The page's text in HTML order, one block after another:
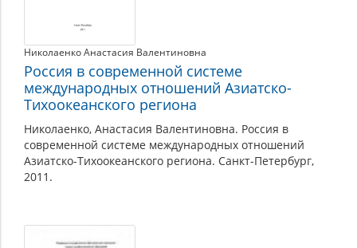
Николаенко Анастасия Валентиновна
Россия в современной системе
международных отношений Азиатско-
Тихоокеанского региона
Николаенко, Анастасия Валентиновна. Россия в
современной системе международных отношений
Азиатско-Тихоокеанского региона. Санкт-Петербург,
2011.